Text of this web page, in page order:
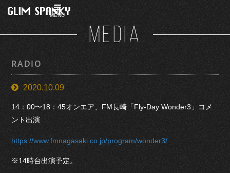
MENU
MEDIA
RADIO
2020.10.09
14：00〜18：45オンエア、FM長崎「Fly-Day Wonder3」コメ
ント出演
https://www.fmnagasaki.co.jp/program/wonder3/
※14時台出演予定。